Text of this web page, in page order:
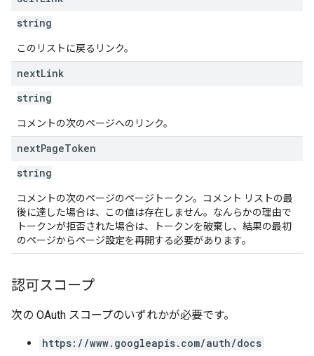
string
このリストに戻るリンク。
nextLink
string
コメントの次のページへのリンク。
nextPageToken
string
コメントの次のページのページトークン。コメント リストの最
後に達した場合は、この値は存在しません。なんらかの理由で
トークンが拒否された場合は、トークンを破棄し、結果の最初
のページからページ設定を再開する必要があります。
認可スコープ
次の OAuth スコープのいずれかが必要です。
https://www.googleapis.com/auth/docs